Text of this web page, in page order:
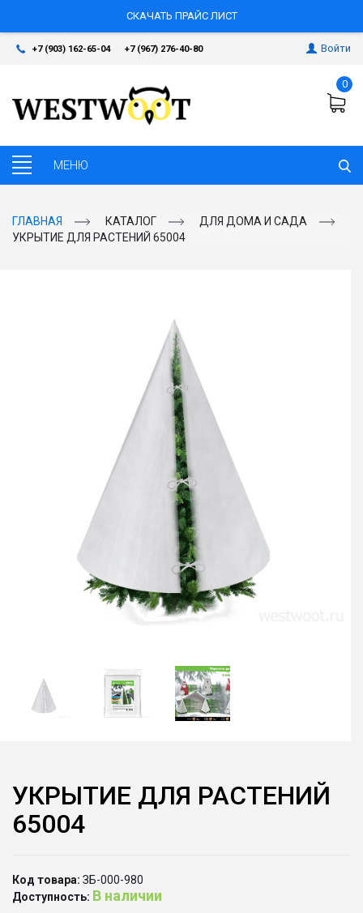
СКАЧАТЬ ПРАЙС ЛИСТ
+7 (903) 162-65-04 +7 (967) 276-40-80 Войти
0
ГЛАВНАЯ КАТАЛОГ
ДЛЯ ДОМА И САДА
УКРЫТИЕ ДЛЯ РАСТЕНИЙ 65004
УКРЫТИЕ ДЛЯ РАСТЕНИЙ
65004
Код товара: ЗБ-000-980
Доступность: В наличии